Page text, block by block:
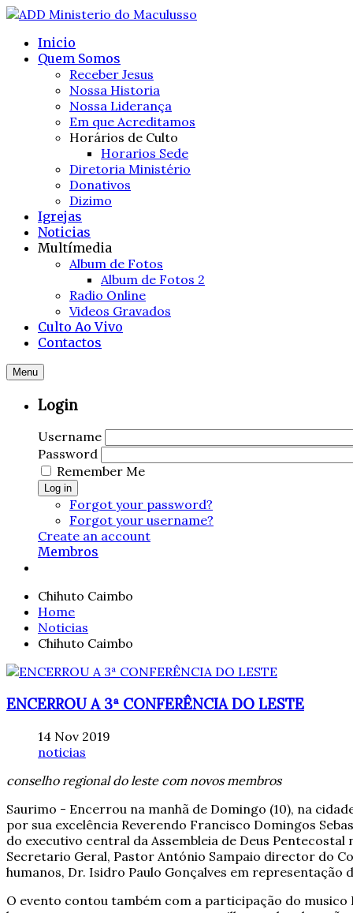
Inicio
Quem Somos
Receber Jesus
Nossa Historia
Nossa Liderança
Em que Acreditamos
Horários de Culto
Horarios Sede
Diretoria Ministério
Donativos
Dizimo
Igrejas
Noticias
Multímedia
Album de Fotos
Album de Fotos 2
Radio Online
Videos Gravados
Culto Ao Vivo
Contactos
Menu
Login
Username
Password
Remember Me
Log in
Forgot your password?
Forgot your username?
Create an account
Membros
Chihuto Caimbo
Home
Noticias
Chihuto Caimbo
ENCERROU A 3ª CONFERÊNCIA DO LESTE
14 Nov 2019
noticias
conselho regional do leste com novos membros
Saurimo - Encerrou na manhã de Domingo (10), na
por sua excelência Reverendo Francisco Domingos
do executivo central da Assembleia de Deus
Secretario Geral, Pastor António Sampaio director do
humanos, Dr. Isidro Paulo Gonçalves em representação
O evento contou também com a participação do